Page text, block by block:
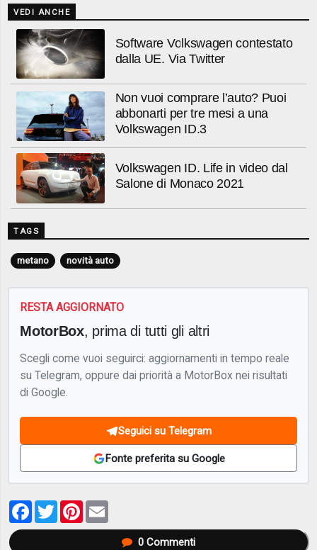
VEDI ANCHE
Software Volkswagen contestato
dalla UE. Via Twitter
Non vuoi comprare l’auto? Puoi
abbonarti per tre mesi a una
Volkswagen ID.3
Volkswagen ID. Life in video dal
Salone di Monaco 2021
TAGS
metano novità auto
RESTA AGGIORNATO
MotorBox, prima di tutti gli altri
Scegli come vuoi seguirci: aggiornamenti in tempo reale
su Telegram, oppure dai priorità a MotorBox nei risultati
di Google.
Seguici su Telegram
Fonte preferita su Google
Facebook
TwitterPinterest
0Commenti